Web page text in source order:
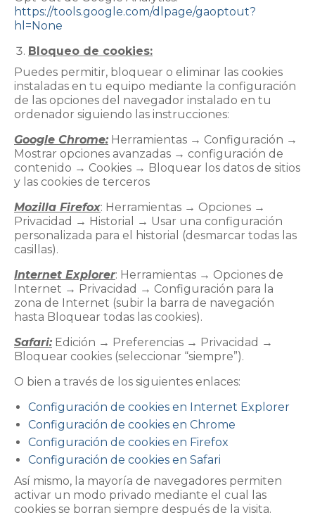
https://tools.google.com/dlpage/gaoptout?
hl=None
Bloqueo de cookies:
Puedes permitir, bloquear o eliminar las cookies
instaladas en tu equipo mediante la configuración
de las opciones del navegador instalado en tu
ordenador siguiendo las instrucciones:
Google Chrome:Herramientas → Configuración →
Mostrar opciones avanzadas → configuración de
contenido → Cookies → Bloquear los datos de sitios
y las cookies de terceros
Mozilla Firefox: Herramientas → Opciones →
Privacidad → Historial → Usar una configuración
personalizada para el historial (desmarcar todas las
casillas).
Internet Explorer: Herramientas → Opciones de
Internet → Privacidad → Configuración para la
zona de Internet (subir la barra de navegación
hasta Bloquear todas las cookies).
Safari:Edición → Preferencias → Privacidad →
Bloquear cookies (seleccionar “siempre”).
O bien a través de los siguientes enlaces:
Configuración de cookies en Internet Explorer
Configuración de cookies en Chrome
Configuración de cookies en Firefox
Configuración de cookies en Safari
Así mismo, la mayoría de navegadores permiten
activar un modo privado mediante el cual las
cookies se borran siempre después de la visita.